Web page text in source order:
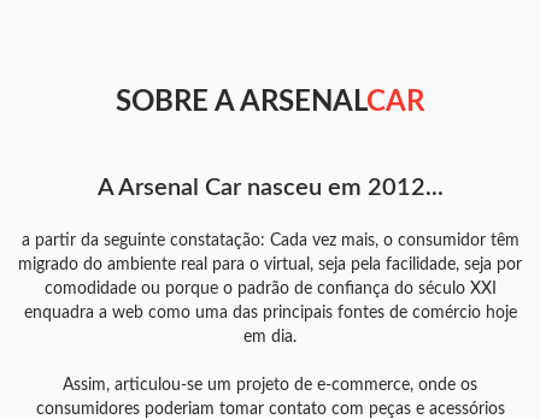
SOBRE A ARSENALCAR
A Arsenal Car nasceu em 2012...
a partir da seguinte constatação: Cada vez mais, o consumidor têm
migrado do ambiente real para o virtual, seja pela facilidade, seja por
comodidade ou porque o padrão de confiança do século XXI
enquadra a web como uma das principais fontes de comércio hoje
em dia.
Assim, articulou-se um projeto de e-commerce, onde os
consumidores poderiam tomar contato com peças e acessórios